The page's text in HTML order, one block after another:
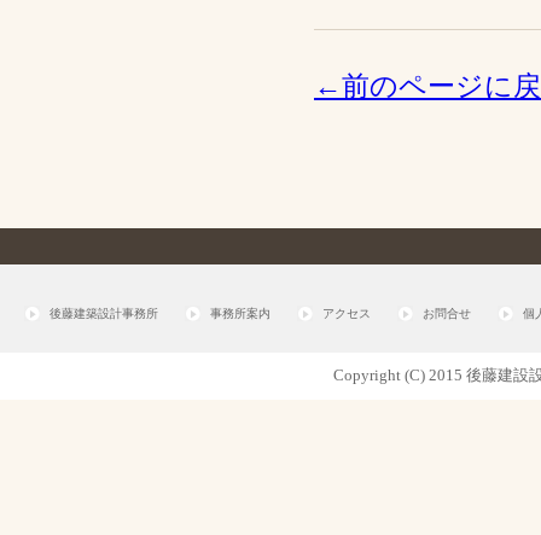
←前のページに
後藤建築設計事務所 事務所案内 アクセス お問合せ 個
Copyright (C) 2015 後藤建設